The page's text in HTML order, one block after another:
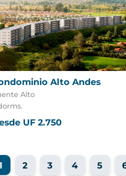
Alto Andes
Alto
UF 2.750
2 3 4 5